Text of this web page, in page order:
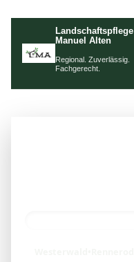
Landschaftspflege
Manuel Alten
Regional. Zuverlässig.
Fachgerecht.